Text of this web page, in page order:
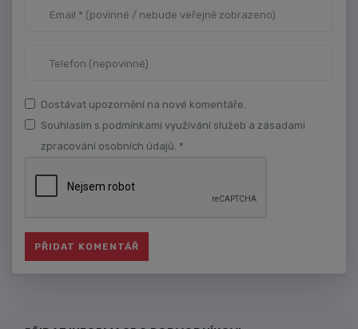
Dostávat upozornění na nové komentáře.
Souhlasím s podmínkami využívání služeb a zásadami
zpracování osobních údajů. *